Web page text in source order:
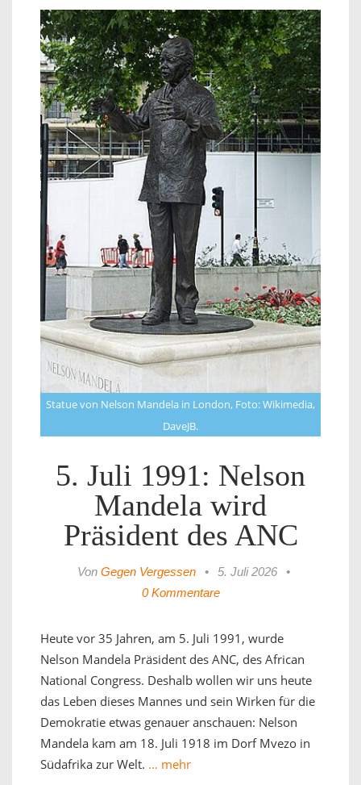
Statue von Nelson Mandela in London, Foto: Wikimedia,
DaveJB.
5. Juli 1991: Nelson
Mandela wird
Präsident des ANC
Von Gegen Vergessen • 5. Juli 2026
•
0 Kommentare
Heute vor 35 Jahren, am 5. Juli 1991, wurde
Nelson Mandela Präsident des ANC, des African
National Congress. Deshalb wollen wir uns heute
das Leben dieses Mannes und sein Wirken für die
Demokratie etwas genauer anschauen: Nelson
Mandela kam am 18. Juli 1918 im Dorf Mvezo in
Südafrika zur Welt. … mehr